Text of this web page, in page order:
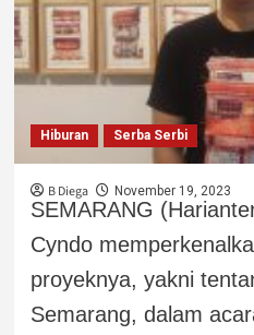
Hiburan Serba Serbi
B Diega November 19, 2023
SEMARANG
Cyndo
proyeknya, yakni
Semarang, dalam